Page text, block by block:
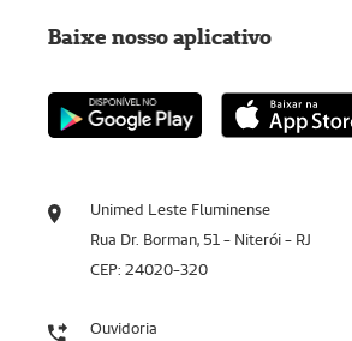
Unimed Leste Fluminense
Rua Dr. Borman, 51 - Niterói - RJ
CEP: 24020-320
Ouvidoria
Baixe nosso aplicativo